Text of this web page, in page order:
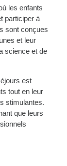
les enfants
participer à
sont conçues
et leur
science et de
est
tout en leur
stimulantes.
que leurs